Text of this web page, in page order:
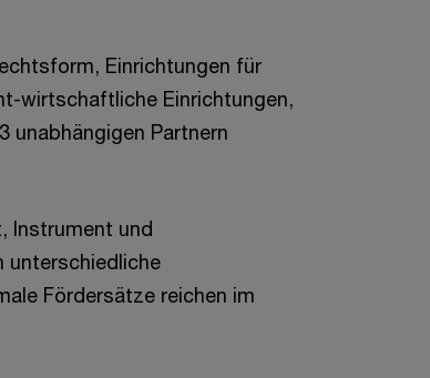
Einrichtungen für
wirtschaftliche Einrichtungen,
unabhängigen Partnern
Instrument und
unterschiedliche
Fördersätze reichen im